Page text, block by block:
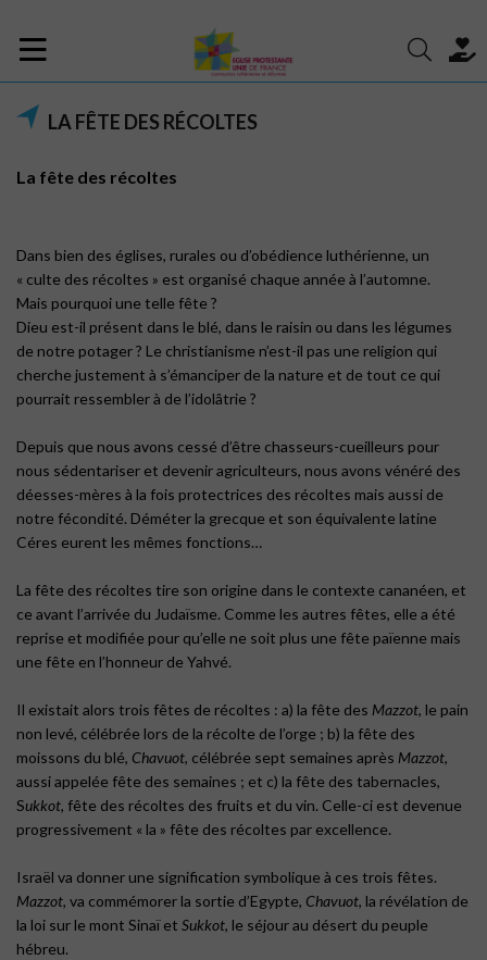
LA FÊTE DES RÉCOLTES
La fête des récoltes
Dans bien des églises, rurales ou d’obédience luthérienne, un
« culte des récoltes » est organisé chaque année à l’automne.
Mais pourquoi une telle fête ?
Dieu est-il présent dans le blé, dans le raisin ou dans les légumes
de notre potager ? Le christianisme n’est-il pas une religion qui
cherche justement à s’émanciper de la nature et de tout ce qui
pourrait ressembler à de l’idolâtrie ?
Depuis que nous avons cessé d’être chasseurs-cueilleurs pour
nous sédentariser et devenir agriculteurs, nous avons vénéré des
déesses-mères à la fois protectrices des récoltes mais aussi de
notre fécondité. Déméter la grecque et son équivalente latine
Céres eurent les mêmes fonctions…
La fête des récoltes tire son origine dans le contexte cananéen, et
ce avant l’arrivée du Judaïsme. Comme les autres fêtes, elle a été
reprise et modifiée pour qu’elle ne soit plus une fête païenne mais
une fête en l’honneur de Yahvé.
Il existait alors trois fêtes de récoltes : a) la fête des Mazzot, le pain
non levé, célébrée lors de la récolte de l’orge ; b) la fête des
moissons du blé, Chavuot, célébrée sept semaines après Mazzot,
aussi appelée fête des semaines ; et c) la fête des tabernacles,
Sukkot, fête des récoltes des fruits et du vin. Celle-ci est devenue
progressivement « la » fête des récoltes par excellence.
Israël va donner une signification symbolique à ces trois fêtes.
Mazzot, va commémorer la sortie d’Egypte, Chavuot, la révélation de
la loi sur le mont Sinaï et Sukkot, le séjour au désert du peuple
hébreu.